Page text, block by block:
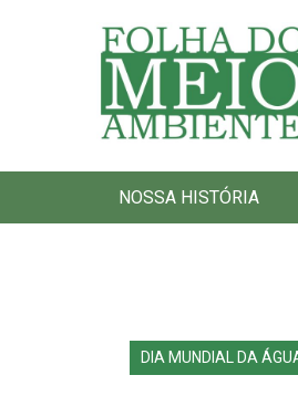
Folha do Meio Ambiente
NOSSA HISTÓRIA
DIA MUNDIAL DA